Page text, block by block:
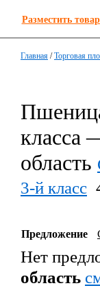
Разместить
Главная /Торговая
класса
область
3-й класс
Предложение
Нет
область